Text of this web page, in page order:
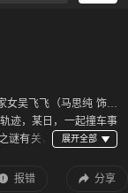
女吴飞飞（马思纯 饰）
迹，某日，一起撞车事
谜有关，
到伸张，两个青年走出
报错 分享